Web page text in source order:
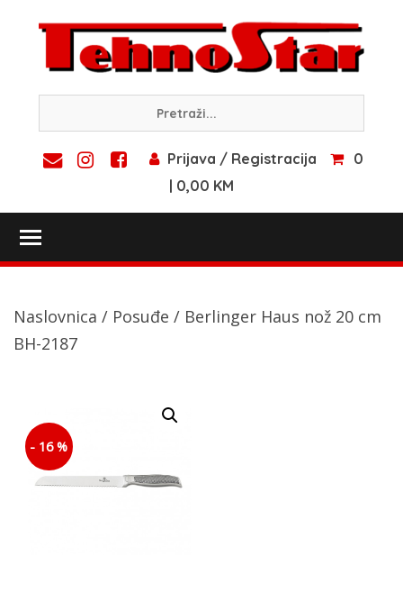
content
Prijava / Registracija
0
| 0,00 KM
Naslovnica / Posuđe / Berlinger Haus nož 20 cm
BH-2187
- 16 %